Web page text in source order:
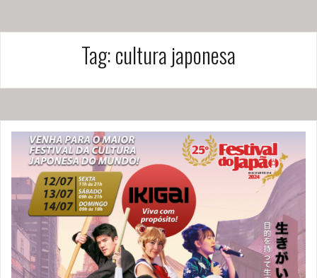
Tag:cultura japonesa